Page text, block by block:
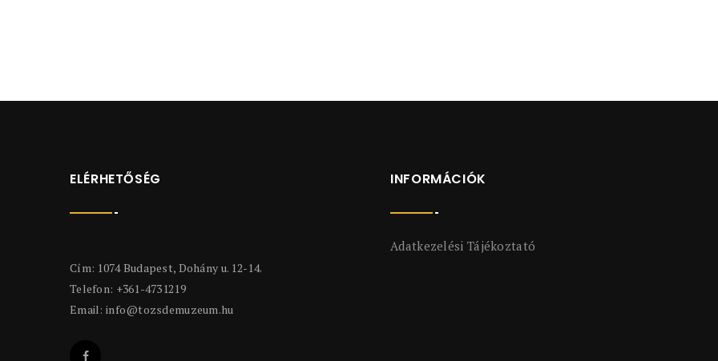
ELÉRHETŐSÉG
Cím: 1074 Budapest, Dohány u. 12-14.
Telefon: +361-4731219
Email: info@tozsdemuzeum.hu
INFORMÁCIÓK
Adatkezelési Tájékoztató